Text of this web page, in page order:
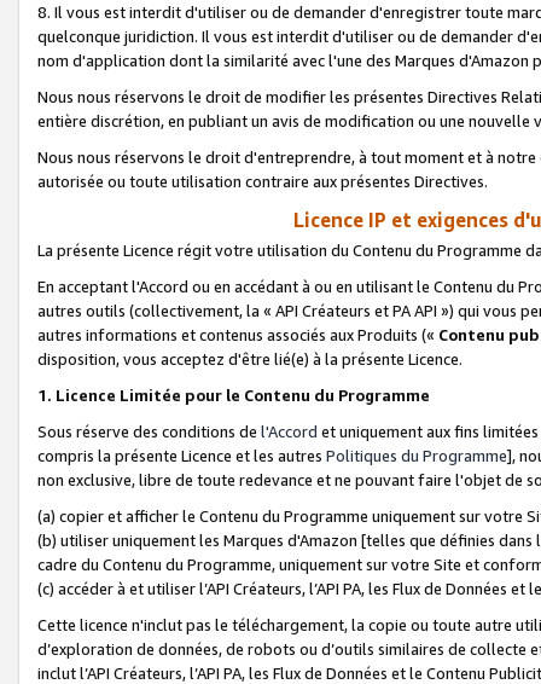
8. Il vous est interdit d'utiliser ou de demander d'enregistrer toute
quelconque juridiction. Il vous est interdit d'utiliser ou de demander
nom d'application dont la similarité avec l'une des Marques
Nous nous réservons le droit de modifier les présentes Directives
entière discrétion, en publiant un avis de modification ou une nouvelle
Nous nous réservons le droit d'entreprendre, à tout moment et à
autorisée ou toute utilisation contraire aux présentes Directives.
Licence IP et exigences
La présente Licence régit votre utilisation du Contenu du Programme
En acceptant l'Accord ou en accédant à ou en utilisant le Contenu du
autres outils (collectivement, la « API Créateurs et PA API ») qui vous
autres informations et contenus associés aux Produits (« Contenu
disposition, vous acceptez d'être lié(e) à la présente Licence.
1. Licence Limitée pour le Contenu du Programme
Sous réserve des conditions de l'Accord et uniquement aux fins
compris la présente Licence et les autres Politiques du Programme],
non exclusive, libre de toute redevance et ne pouvant faire l'objet de
(a) copier et afficher le Contenu du Programme uniquement sur votre
(b) utiliser uniquement les Marques d'Amazon [telles que définies dans
cadre du Contenu du Programme, uniquement sur votre Site et
(c) accéder à et utiliser l’API Créateurs, l’API PA, les Flux de Données
Cette licence n'inclut pas le téléchargement, la copie ou toute autre
d’exploration de données, de robots ou d’outils similaires de
inclut l’API Créateurs, l’API PA, les Flux de Données et le Contenu